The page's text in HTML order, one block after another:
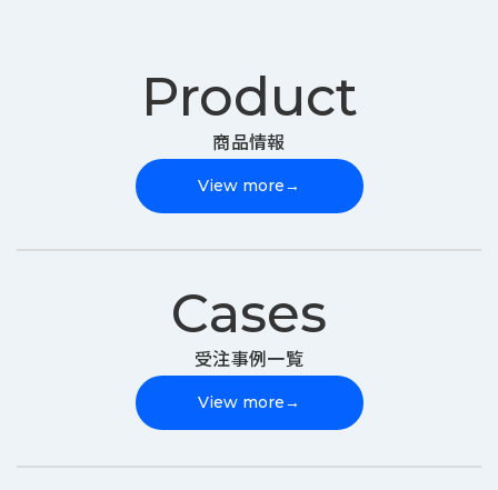
Product
商品情報
View more→
Cases
受注事例一覧
View more→